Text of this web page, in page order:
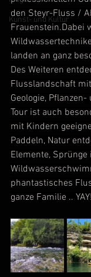
Kunst- und Kultur
den Steyr-Fluss /
Frauenstein.Dabei
landen an ganz
Des Weiteren
Flusslandschaft
Geologie, Pflanzen-
Tour ist auch
mit Kindern
Paddeln, Natur
Elemente, Sprünge
phantastisches
ganze Familie .. YAY!